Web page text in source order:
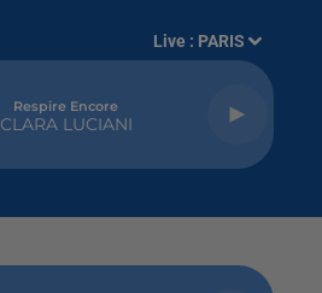
Live : PARIS
Respire Encore
CLARA LUCIANI